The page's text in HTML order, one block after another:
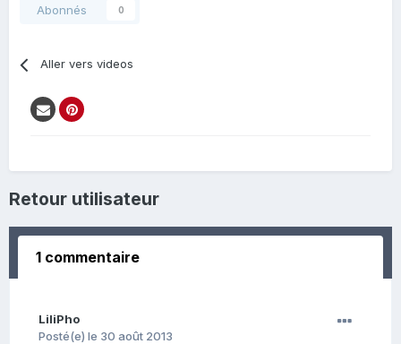
Abonnés 0
Aller vers videos
Retour utilisateur
1 commentaire
LiliPho
Posté(e) le 30 août 2013